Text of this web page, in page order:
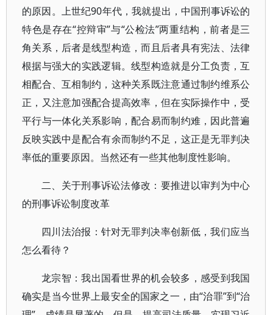
的原因。上世纪90年代，我就提出，中国刑事诉讼的
特色是存在“控辩审”与“公检法”两重结构，前者是三
角关系，后者是线型构造，而且后者具有宪法、法律
根据与强大的实践逻辑。线型构造就是分工负责，互
相配合、互相制约，这种关系既注意通过制约维系公
正，又注意加强配合提高效率，但在实际操作中，受
平行与一体化关系影响，配合易而制约难，因此普遍
反映实践中是配合有余而制约不足，这正是无罪判决
率低的重要原因。当然还有一些其他制度性影响。
二、关于刑事诉讼法修改：要推进以审判为中心
的刑事诉讼制度改革
四川法治报：针对无罪判决率创新低，我们应当
怎么看待？
龙宗智：我出国看世界的机会较多，感受到我国
确实是当今世界上最安全的国家之一，由“治罪”到“治